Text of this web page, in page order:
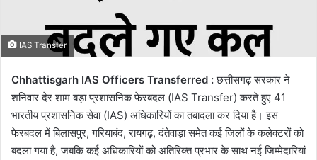
IAS Transfer
Chhattisgarh IAS Officers Transferred :छत्तीसगढ़ सरकार ने
शनिवार देर शाम बड़ा प्रशासनिक फेरबदल (IAS Transfer) करते हुए 41
भारतीय प्रशासनिक सेवा (IAS) अधिकारियों का तबादला कर दिया है। इस
फेरबदल में बिलासपुर, गरियाबंद, रायगढ़, दंतेवाड़ा समेत कई जिलों के कलेक्टरों को
बदला गया है, जबकि कई अधिकारियों को अतिरिक्त प्रभार के साथ नई जिम्मेदारियां